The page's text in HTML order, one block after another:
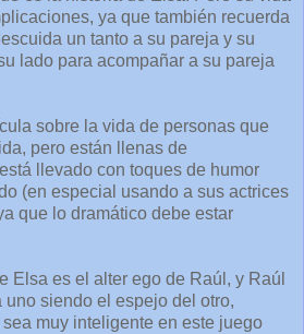
ya que también recuerda
un tanto a su pareja y su
lado para acompañar a su pareja
sobre la vida de personas que
pero están llenas de
llevado con toques de humor
(en especial usando a sus actrices
que lo dramático debe estar
Elsa es el alter ego de Raúl, y Raúl
uno siendo el espejo del otro,
muy inteligente en este juego